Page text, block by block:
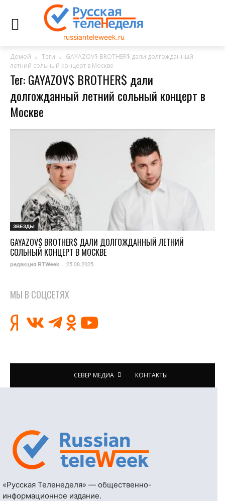
russianteleweek.ru
Домой Теги
GAYAZOV$ BROTHER$ дали долгожданный
летний сольный концерт в Москве
Тег: GAYAZOV$ BROTHER$ дали
долгожданный летний сольный концерт в
Москве
ЗВЁЗДЫ
GAYAZOV$ BROTHER$ ДАЛИ ДОЛГОЖДАННЫЙ ЛЕТНИЙ
СОЛЬНЫЙ КОНЦЕРТ В МОСКВЕ
редакция RTWeek - 25.08.2025
МЫ В СОЦСЕТЯХ
СЕВЕР МЕДИА КОНТАКТЫ
«Русская Теленеделя» — общественно-
информационное издание.